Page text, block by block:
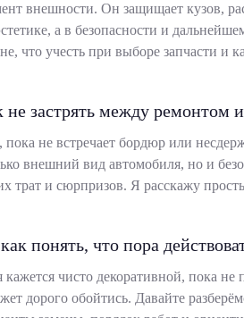
внешности. Он защищает кузов,
а в безопасности и
что учесть при выборе запчасти
не застрять между ремонтом
не встречает бордюр или
внешний вид автомобиля, но и
трат и сюрпризов. Я расскажу
понять, что пора
чисто декоративной, пока
дорого обойтись. Давайте